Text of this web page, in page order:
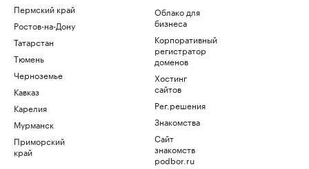
Пермский край
Ростов-на-Дону
Татарстан
Тюмень
Черноземье
Кавказ
Карелия
Мурманск
Приморский
край
Облако для
бизнеса
Корпоративный
регистратор
доменов
Хостинг
сайтов
Рег.решения
Знакомства
Сайт
знакомств
podbor.ru